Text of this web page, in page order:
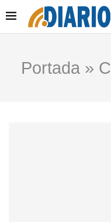
Portada »